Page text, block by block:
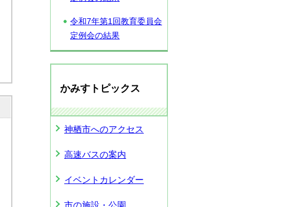
令和7年第1回教育委員会
定例会の結果
かみすトピックス
神栖市へのアクセス
高速バスの案内
イベントカレンダー
市の施設・公園